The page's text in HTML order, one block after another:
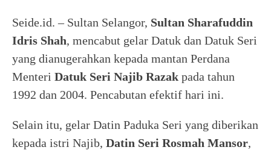
Seide.id. – Sultan Selangor, Sultan Sharafuddin
Idris Shah, mencabut gelar Datuk dan Datuk Seri
yang dianugerahkan kepada mantan Perdana
Menteri Datuk Seri Najib Razak pada tahun
1992 dan 2004. Pencabutan efektif hari ini.
Selain itu, gelar Datin Paduka Seri yang diberikan
kepada istri Najib, Datin Seri Rosmah Mansor,